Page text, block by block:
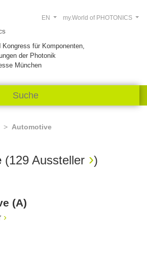
für Komponenten,
der Photonik
München
my.World of PHOTONICS
EN
Automotive
(129 Aussteller )
(A)